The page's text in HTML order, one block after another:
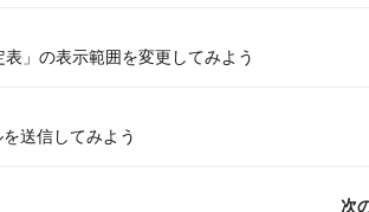
」の表示範囲を変更してみよう
送信してみよう
次